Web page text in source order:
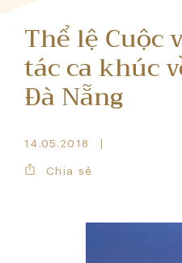
Thể lệ Cuộc
tác ca khúc
Đà Nẵng
14.05.2018
Chia sẻ